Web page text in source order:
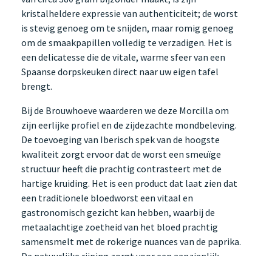
kristalheldere expressie van authenticiteit; de worst
is stevig genoeg om te snijden, maar romig genoeg
om de smaakpapillen volledig te verzadigen. Het is
een delicatesse die de vitale, warme sfeer van een
Spaanse dorpskeuken direct naar uw eigen tafel
brengt.
Bij de Brouwhoeve waarderen we deze Morcilla om
zijn eerlijke profiel en de zijdezachte mondbeleving.
De toevoeging van Iberisch spek van de hoogste
kwaliteit zorgt ervoor dat de worst een smeuïge
structuur heeft die prachtig contrasteert met de
hartige kruiding. Het is een product dat laat zien dat
een traditionele bloedworst een vitaal en
gastronomisch gezicht kan hebben, waarbij de
metaalachtige zoetheid van het bloed prachtig
samensmelt met de rokerige nuances van de paprika.